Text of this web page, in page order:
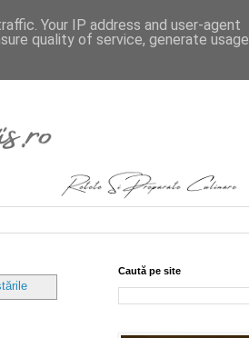
Caută pe site
Your IP address and user-agent
quality of service, generate usage